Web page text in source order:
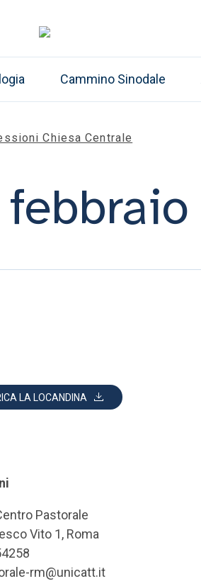
Cammino Sinodale
Chiesa Centrale
LA LOCANDINA
Pastorale
Vito 1, Roma
rm@unicatt.it